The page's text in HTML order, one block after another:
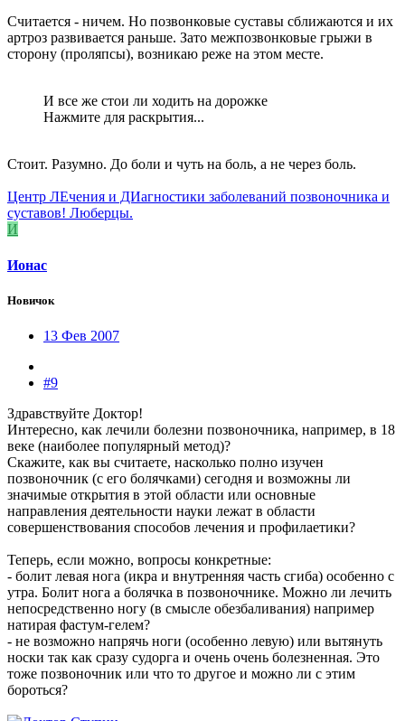
Считается - ничем. Но позвонковые суставы сближаются и их
артроз развивается раньше. Зато межпозвонковые грыжи в
сторону (проляпсы), возникаю реже на этом месте.
И все же стои ли ходить на дорожке
Нажмите для раскрытия...
Стоит. Разумно. До боли и чуть на боль, а не через боль.
Центр ЛЕчения и ДИагностики заболеваний позвоночника и
суставов! Люберцы.
И
Ионас
Новичок
13 Фев 2007
#9
Здравствуйте Доктор!
Интересно, как лечили болезни позвоночника, например, в 18
веке (наиболее популярный метод)?
Скажите, как вы считаете, насколько полно изучен
позвоночник (с его болячками) сегодня и возможны ли
значимые открытия в этой области или основные
направления деятельности науки лежат в области
совершенствования способов лечения и профилаетики?
Теперь, если можно, вопросы конкретные:
- болит левая нога (икра и внутренняя часть сгиба) особенно с
утра. Болит нога а болячка в позвоночнике. Можно ли лечить
непосредственно ногу (в смысле обезбаливания) например
натирая фастум-гелем?
- не возможно напрячь ноги (особенно левую) или вытянуть
носки так как сразу судорга и очень очень болезненная. Это
тоже позвоночник или что то другое и можно ли с этим
бороться?